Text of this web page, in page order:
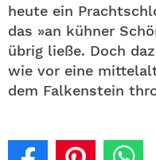
heute ein
das »an kühner
übrig ließe. Doch
wie vor eine
dem Falkenstein